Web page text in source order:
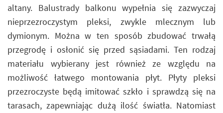
altany. Balustrady balkonu wypełnia się zazwyczaj
nieprzezroczystym pleksi, zwykle mlecznym lub
dymionym. Można w ten sposób zbudować trwałą
przegrodę i osłonić się przed sąsiadami. Ten rodzaj
materiału wybierany jest również ze względu na
możliwość łatwego montowania płyt. Płyty pleksi
przezroczyste będą imitować szkło i sprawdzą się na
tarasach, zapewniając dużą ilość światła. Natomiast